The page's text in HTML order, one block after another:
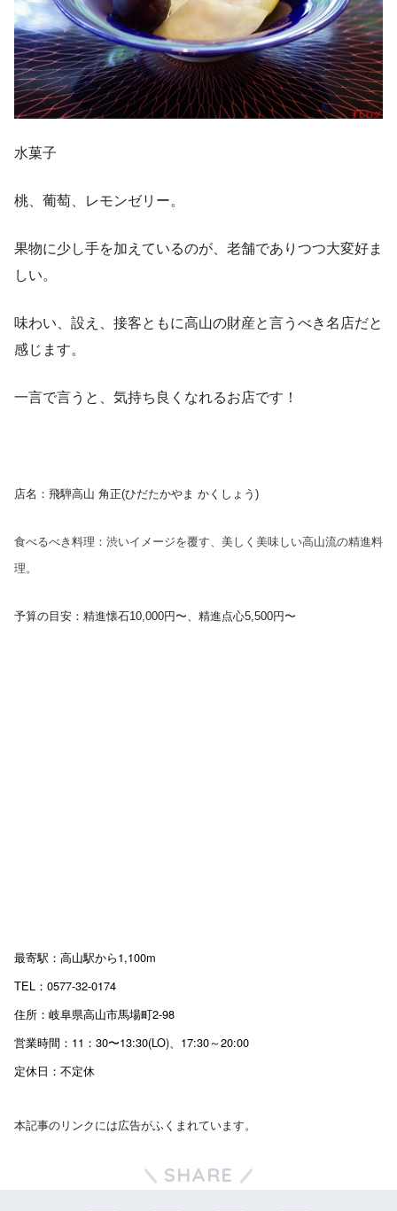
水菓子
桃、葡萄、レモンゼリー。
果物に少し手を加えているのが、老舗でありつつ大変好ま
しい。
味わい、設え、接客ともに高山の財産と言うべき名店だと
感じます。
一言で言うと、気持ち良くなれるお店です！
店名：飛騨高山 角正(ひだたかやま かくしょう)
食べるべき料理：渋いイメージを覆す、美しく美味しい高山流の精進料
理。
予算の目安：精進懐石10,000円〜、精進点心5,500円〜
最寄駅：高山駅から1,100m
TEL：0577-32-0174
住所：岐阜県高山市馬場町2-98
営業時間：11：30〜13:30(LO)、17:30～20:00
定休日：不定休
本記事のリンクには広告がふくまれています。
SHARE